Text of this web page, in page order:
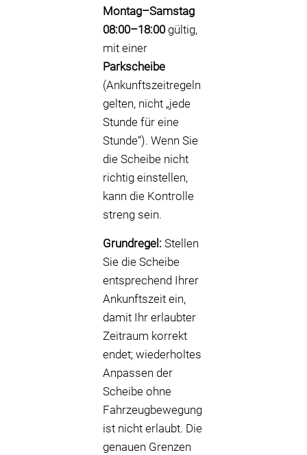
Montag–Samstag
08:00–18:00gültig,
mit einer
Parkscheibe
(Ankunftszeitregeln
gelten, nicht „jede
Stunde für eine
Stunde“). Wenn Sie
die Scheibe nicht
richtig einstellen,
kann die Kontrolle
streng sein.
Grundregel: Stellen
Sie die Scheibe
entsprechend Ihrer
Ankunftszeit ein,
damit Ihr erlaubter
Zeitraum korrekt
endet; wiederholtes
Anpassen der
Scheibe ohne
Fahrzeugbewegung
ist nicht erlaubt. Die
genauen Grenzen